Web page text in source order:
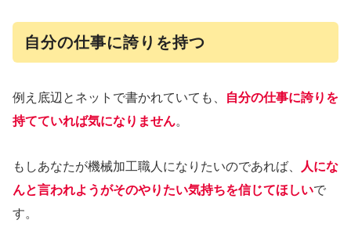
自分の仕事に誇りを持つ
例え底辺とネットで書かれていても、
自分の仕事に誇りを
持てていれば気になりません。
もしあなたが機械加工職人になりたいのであれば、
人にな
んと言われようがそのやりたい気持ちを信じてほしいで
す。